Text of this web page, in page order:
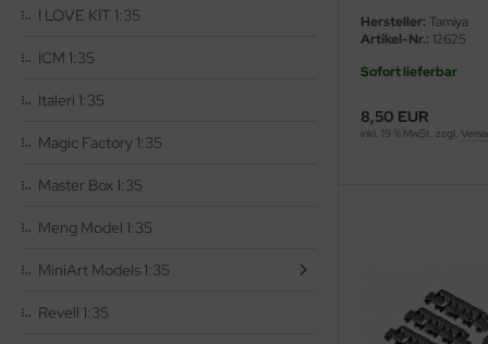
I LOVE KIT 1:35
ICM 1:35
Italeri 1:35
Magic Factory 1:35
Master Box 1:35
Meng Model 1:35
MiniArt Models 1:35
Revell 1:35
Hersteller: Tamiya
Artikel-Nr.: 12625
Sofort lieferbar
8,50 EUR
inkl. 19 % MwSt. zzgl.
Hobby
Werk
Materials